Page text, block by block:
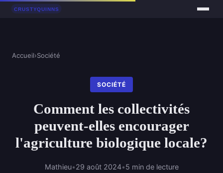
Accueil›Société
SOCIÉTÉ
Comment les collectivités
peuvent-elles encourager
l'agriculture biologique locale?
Mathieu•29 août 2024•5 min de lecture